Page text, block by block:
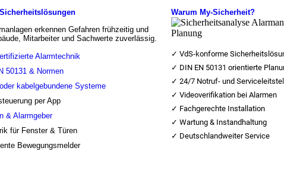
erkennen Gefahren frühzeitig und
Mitarbeiter und Sachwerte zuverlässig.
Alarmtechnik
50131 & Normen
kabelgebundene Systeme
per App
& Alarmgeber
für Fenster & Türen
Bewegungsmelder
Warum My-Sicherheit?
✓ VdS-konforme
✓ DIN EN 50131 orientierte
✓ 24/7 Notruf- und
✓ Videoverifikation bei Alarmen
✓ Fachgerechte Installation
✓ Wartung & Instandhaltung
✓ Deutschlandweiter Service